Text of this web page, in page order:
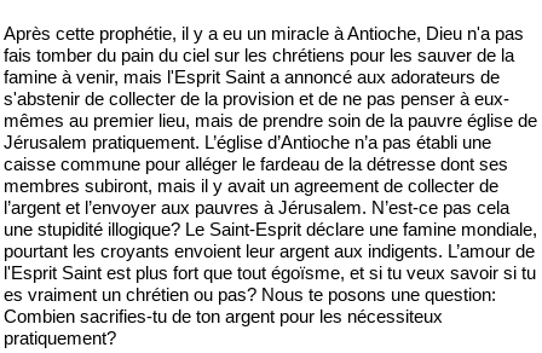
Après cette prophétie, il y a eu un miracle à Antioche, Dieu n'a pas
fais tomber du pain du ciel sur les chrétiens pour les sauver de la
famine à venir, mais l'Esprit Saint a annoncé aux adorateurs de
s'abstenir de collecter de la provision et de ne pas penser à eux-
mêmes au premier lieu, mais de prendre soin de la pauvre église de
Jérusalem pratiquement. L’église d’Antioche n’a pas établi une
caisse commune pour alléger le fardeau de la détresse dont ses
membres subiront, mais il y avait un agreement de collecter de
l’argent et l’envoyer aux pauvres à Jérusalem. N’est-ce pas cela
une stupidité illogique? Le Saint-Esprit déclare une famine mondiale,
pourtant les croyants envoient leur argent aux indigents. L’amour de
l'Esprit Saint est plus fort que tout égoïsme, et si tu veux savoir si tu
es vraiment un chrétien ou pas? Nous te posons une question:
Combien sacrifies-tu de ton argent pour les nécessiteux
pratiquement?